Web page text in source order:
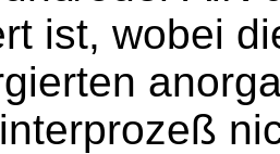
ist, wobei